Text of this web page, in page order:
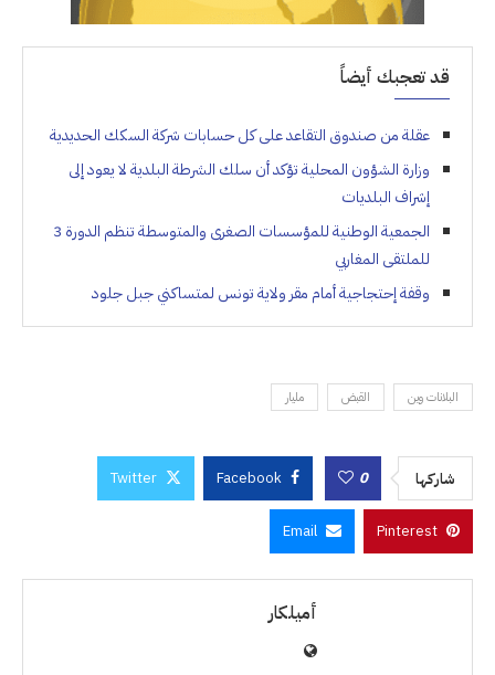
قد تعجبك أيضاً
عقلة من صندوق التقاعد على كل حسابات شركة السكك الحديدية
وزارة الشؤون المحلية تؤكد أن سلك الشرطة البلدية لا يعود إلى
إشراف البلديات
الجمعية الوطنية للمؤسسات الصغرى والمتوسطة تنظم الدورة 3
للملتقى المغاربي
وقفة إحتجاجية أمام مقر ولاية تونس لمتساكني جبل جلود
البلانات وين القبض مليار
شاركها 0
Facebook
Twitter
Pinterest
Email
أميلكار